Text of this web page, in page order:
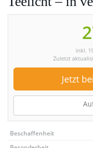
inkl.
Zuletzt
Jetzt
Beschaffenheit